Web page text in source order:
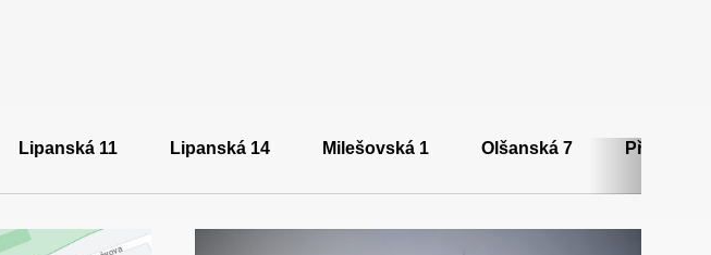
Lipanská 11 Lipanská 14 Milešovská 1 Olšanská 7